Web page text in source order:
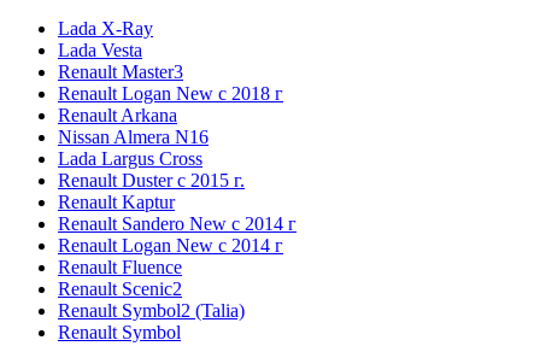
Lada X-Ray
Lada Vesta
Renault Master3
Renault Logan New с 2018 г
Renault Arkana
Nissan Almera N16
Lada Largus Cross
Renault Duster с 2015 г.
Renault Kaptur
Renault Sandero New с 2014 г
Renault Logan New с 2014 г
Renault Fluence
Renault Scenic2
Renault Symbol2 (Talia)
Renault Symbol